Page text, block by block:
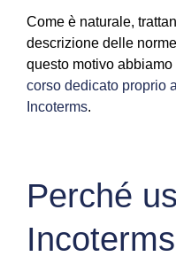
Come è naturale,
descrizione delle
questo motivo
corso dedicato proprio
Incoterms.
Perché